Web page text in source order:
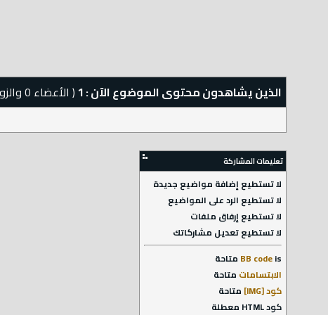
الذين يشاهدون محتوى الموضوع الآن : 1 ( الأعضاء 0 والزوار 1)
تعليمات المشاركة
لا تستطيع إضافة مواضيع جديدة
لا تستطيع الرد على المواضيع
لا تستطيع إرفاق ملفات
لا تستطيعتعديل مشاركاتك
BB codeis
متاحة
الابتسامات متاحة
كود [IMG]
متاحة
كود HTML
معطلة